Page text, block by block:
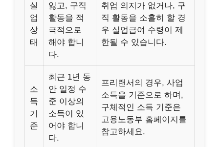
실
업
상
태
잃고, 구직
활동을 적
극적으로
해야 합니
다.
취업 의지가 없거나, 구
직 활동을 소홀히 할 경
우 실업급여 수령이 제
한될 수 있습니다.
소
득
기
준
최근 1년 동
안 일정 수
준 이상의
소득이 있
어야 합니
다.
프리랜서의 경우, 사업
소득을 기준으로 하며,
구체적인 소득 기준은
고용노동부 홈페이지를
참고하세요.